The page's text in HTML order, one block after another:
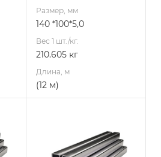
Размер, мм
140 *100*5,0
Вес 1 шт./кг.
210.605 кг
Длина, м
(12 м)